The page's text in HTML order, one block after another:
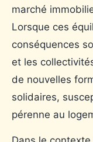
marché
Lorsque ces
conséquences
et les
de nouvelles
solidaires,
pérenne au